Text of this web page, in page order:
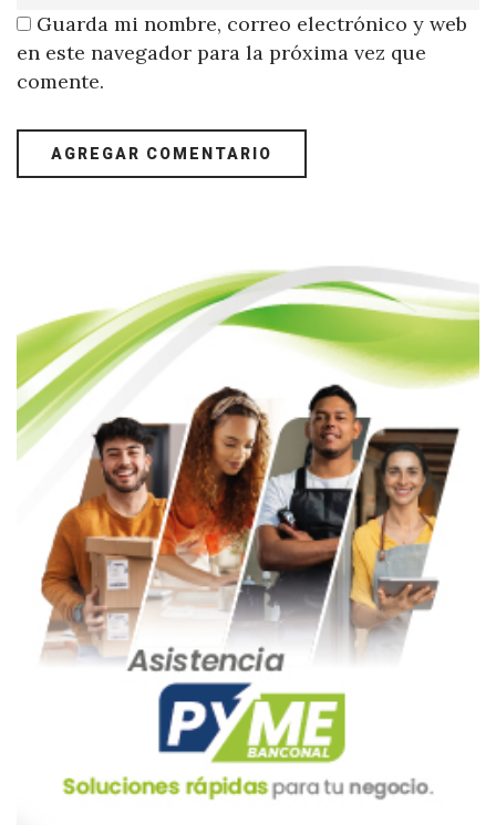
Guarda mi nombre, correo electrónico y web
en este navegador para la próxima vez que
comente.